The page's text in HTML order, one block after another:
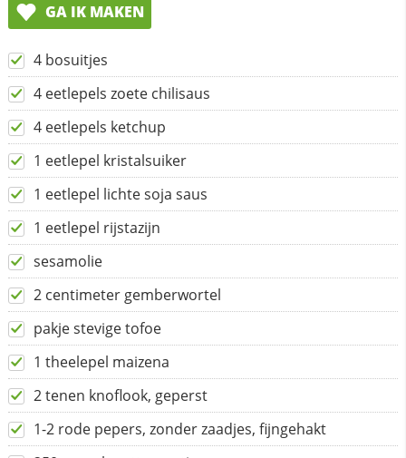
GA IK MAKEN
4 bosuitjes
4 eetlepels zoete chilisaus
4 eetlepels ketchup
1 eetlepel kristalsuiker
1 eetlepel lichte soja saus
1 eetlepel rijstazijn
sesamolie
2 centimeter gemberwortel
pakje stevige tofoe
1 theelepel maizena
2 tenen knoflook, geperst
1-2 rode pepers, zonder zaadjes, fijngehakt